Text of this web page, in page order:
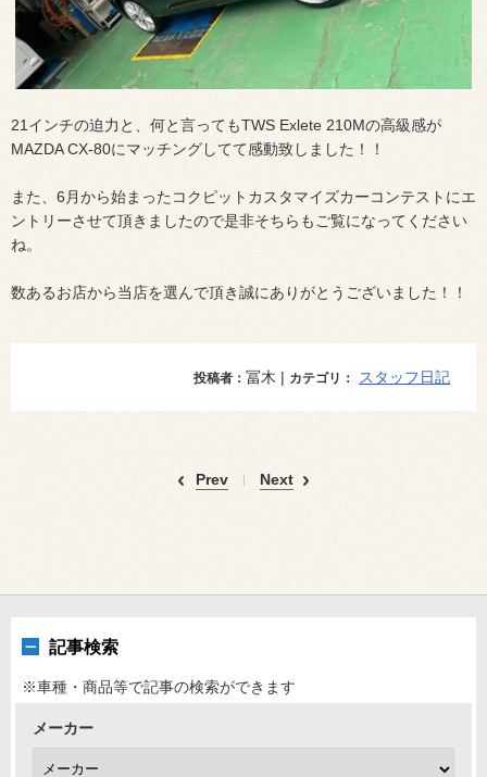
21インチの迫力と、何と言ってもTWS Exlete 210Mの高級感が
MAZDA CX-80にマッチングしてて感動致しました！！
また、6月から始まったコクピットカスタマイズカーコンテストにエ
ントリーさせて頂きましたので是非そちらもご覧になってください
ね。
数あるお店から当店を選んで頂き誠にありがとうございました！！
投稿者： 冨木 | カテゴリ： スタッフ日記
Prev Next
記事検索
※車種・商品等で記事の検索ができます
メーカー